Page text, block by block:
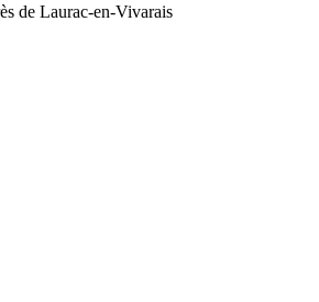
de Laurac-en-Vivarais